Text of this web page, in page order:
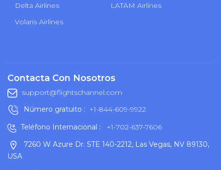
Delta Airlines
LATAM Airlines
Volaris Airlines
Contacta Con Nosotros
support@flightschannel.com
Número gratuito : +1-844-609-9922
Teléfono Internacional :
+1-702-637-7606
7260 W Azure Dr. STE 140-2212, Las Vegas, NV 89130,
USA